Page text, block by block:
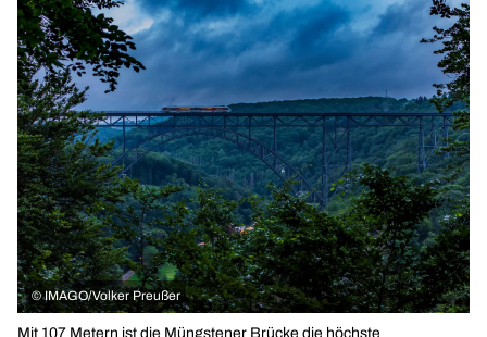
© IMAGO/Volker Preußer
Mit 107 Metern ist die Müngstener Brücke die höchste